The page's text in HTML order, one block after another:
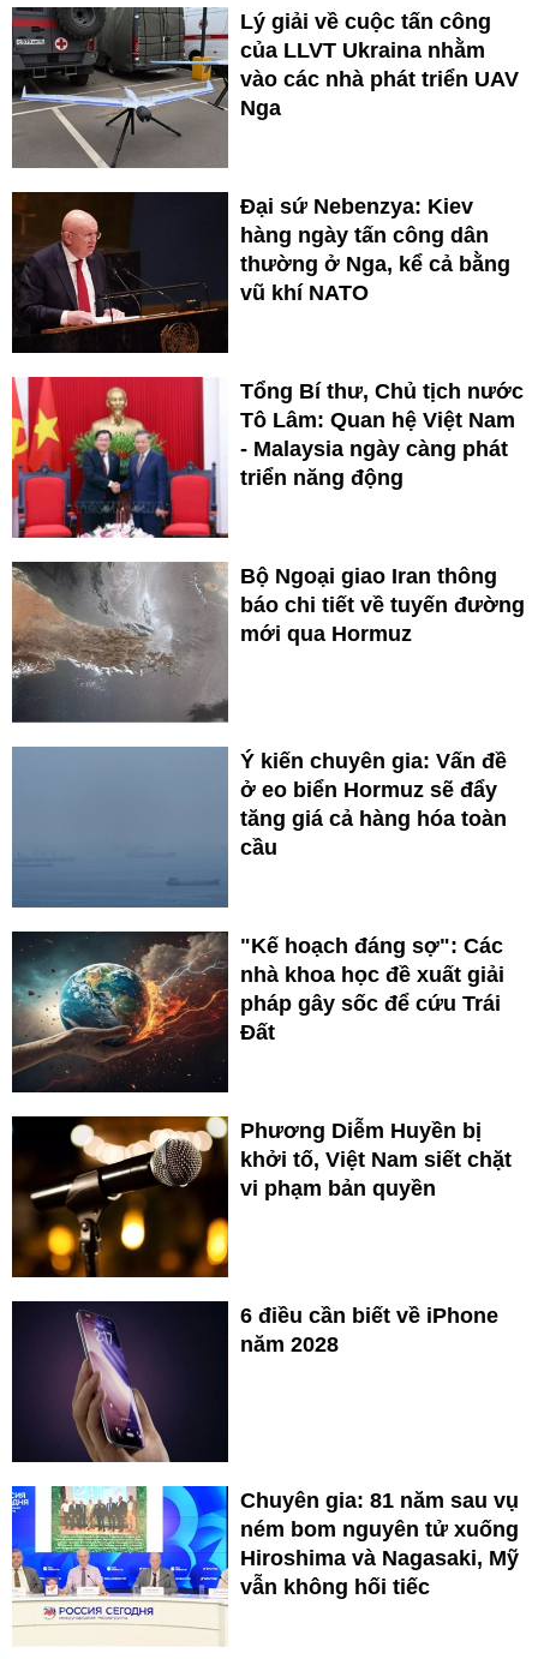
Lý giải về cuộc tấn công
của LLVT Ukraina nhằm
vào các nhà phát triển UAV
Nga
Đại sứ Nebenzya: Kiev
hàng ngày tấn công dân
thường ở Nga, kể cả bằng
vũ khí NATO
Tổng Bí thư, Chủ tịch nước
Tô Lâm: Quan hệ Việt Nam
- Malaysia ngày càng phát
triển năng động
Bộ Ngoại giao Iran thông
báo chi tiết về tuyến đường
mới qua Hormuz
Ý kiến chuyên gia: Vấn đề
ở eo biển Hormuz sẽ đẩy
tăng giá cả hàng hóa toàn
cầu
"Kế hoạch đáng sợ": Các
nhà khoa học đề xuất giải
pháp gây sốc để cứu Trái
Đất
Phương Diễm Huyền bị
khởi tố, Việt Nam siết chặt
vi phạm bản quyền
6 điều cần biết về iPhone
năm 2028
Chuyên gia: 81 năm sau vụ
ném bom nguyên tử xuống
Hiroshima và Nagasaki, Mỹ
vẫn không hối tiếc